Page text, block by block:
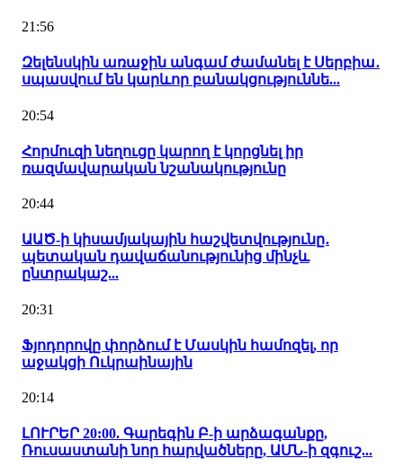
21:56
Զելենսկին առաջին անգամ ժամանել է Սերբիա․
սպասվում են կարևոր բանակցություննե...
20:54
Հորմուզի նեղուցը կարող է կորցնել իր
ռազմավարական նշանակությունը
20:44
ԱԱԾ-ի կիսամյակային հաշվետվությունը․
պետական դավաճանությունից մինչև
ընտրակաշ...
20:31
Ֆյոդորովը փորձում է Մասկին համոզել, որ
աջակցի Ուկրաինային
20:14
ԼՈՒՐԵՐ 20:00. Գարեգին Բ-ի արձագանքը,
Ռուսաստանի նոր հարվածները, ԱՄՆ-ի զգուշ...